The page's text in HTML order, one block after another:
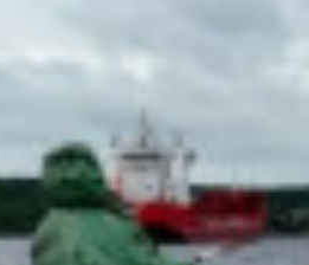
Погода
Курсы валют